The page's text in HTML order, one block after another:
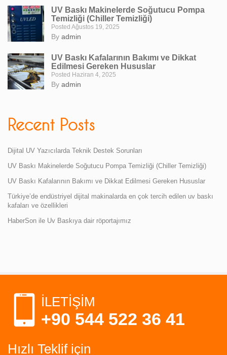
UV Baskı Makinelerde Soğutucu Pompa
Temizliği (Chiller Temizliği)
Posted Ağustos 19, 2025
By admin
UV Baskı Kafalarının Bakımı ve Dikkat
Edilmesi Gereken Hususlar
Posted Haziran 4, 2025
By admin
Recent Posts
Dijital UV Yazıcılarda Teknik Destek Sorunları
UV Baskı Makinelerde Soğutucu Pompa Temizliği (Chiller Temizliği)
UV Baskı Kafalarının Bakımı ve Dikkat Edilmesi Gereken Hususlar
Türkiye’de endüstriyel dijital makinalarda en çok tercih edilen uv baskı
kafaları ve özellikleri
HaberSon ile Uv Baskıya dair röportajımız
İLETİŞİM
+90 544 522 36 41
Hızlı Teklif için